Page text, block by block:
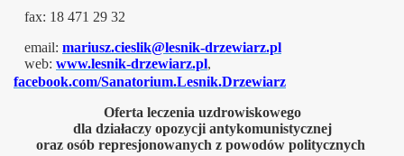
fax: 18 471 29 32
email: mariusz.cieslik@lesnik-drzewiarz.pl
web: www.lesnik-drzewiarz.pl,
facebook.com/Sanatorium.Lesnik.Drzewiarz
Oferta leczenia uzdrowiskowego
dla działaczy opozycji antykomunistycznej
oraz osób represjonowanych z powodów politycznych